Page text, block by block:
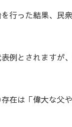
行った結果、民
例とされますが
在は「偉大な父